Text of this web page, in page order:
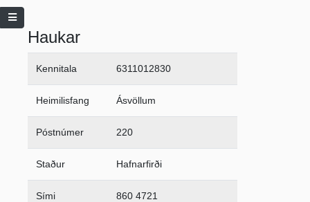
Haukar
Kennitala 6311012830
Heimilisfang Ásvöllum
Póstnúmer 220
Staður Hafnarfirði
Sími 860 4721